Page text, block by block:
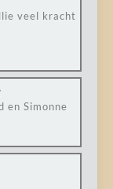
veel kracht
en Simonne